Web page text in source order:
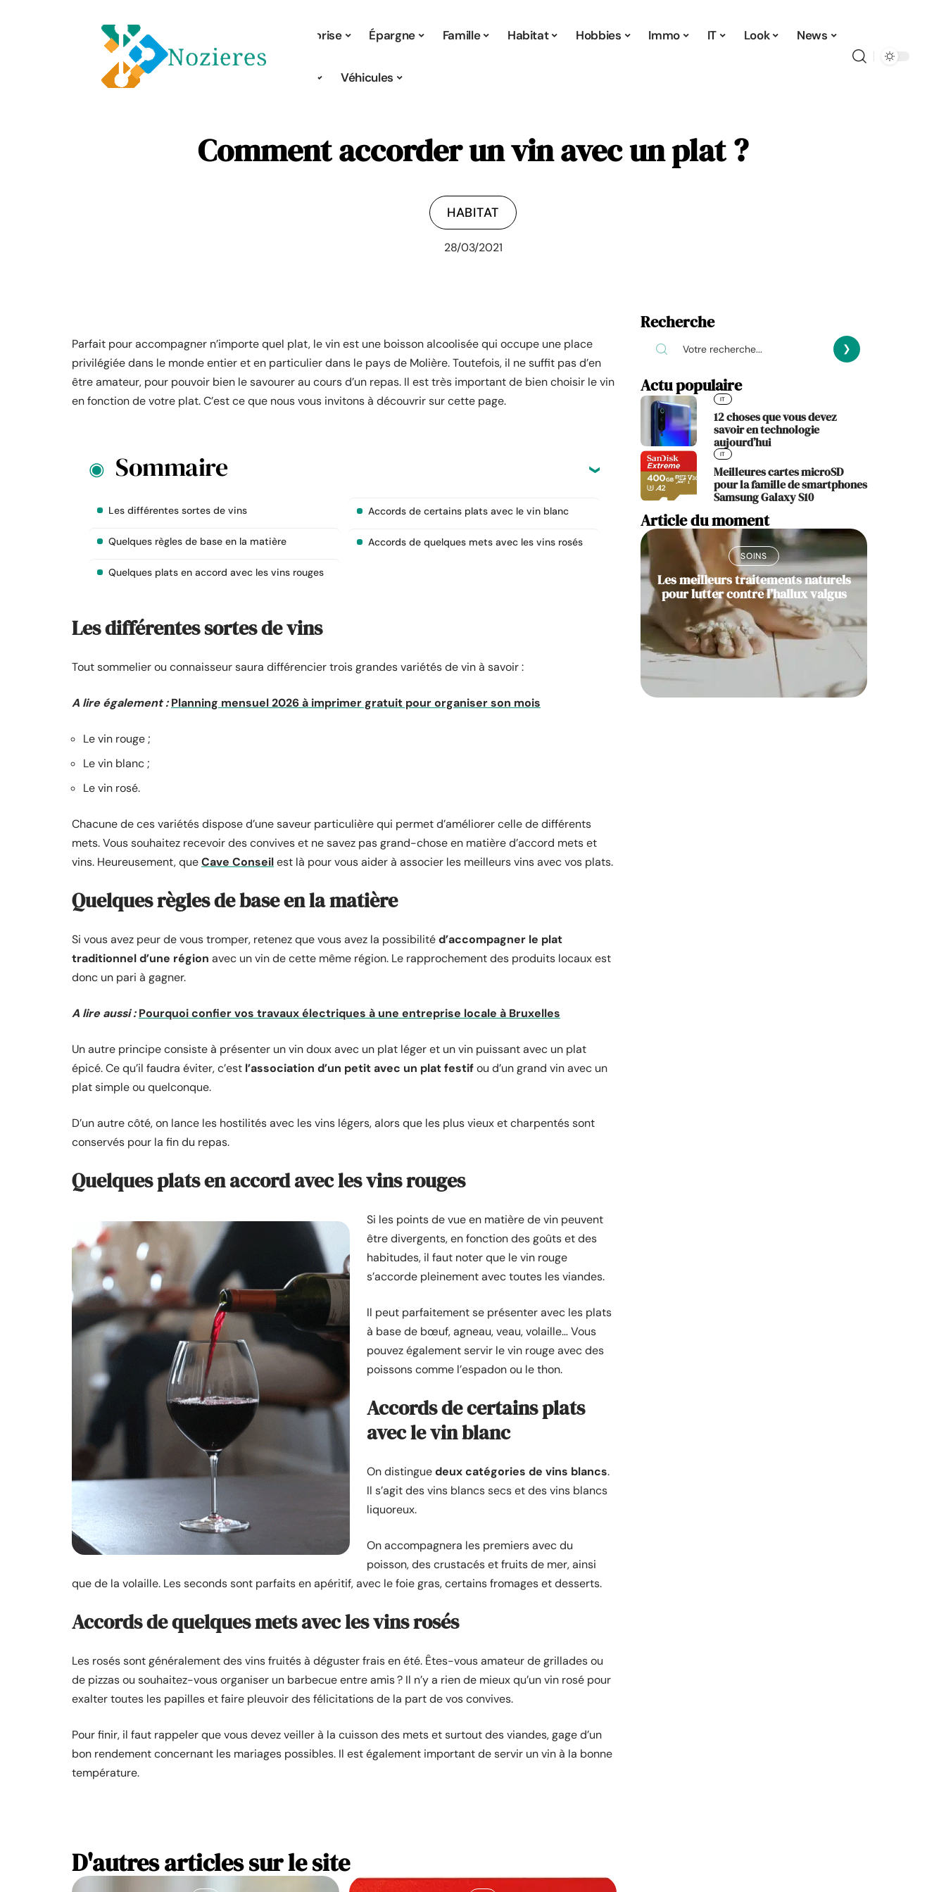
Entreprise Épargne Famille Habitat Hobbies Immo IT Look News
Véhicules
Comment accorder un vin avec un plat ?
HABITAT
28/03/2021
Parfait pour accompagner n’importe quel plat, le vin est une boisson alcoolisée qui occupe une place
privilégiée dans le monde entier et en particulier dans le pays de Molière. Toutefois, il ne suffit pas d’en
être amateur, pour pouvoir bien le savourer au cours d’un repas. Il est très important de bien choisir le vin
en fonction de votre plat. C’est ce que nous vous invitons à découvrir sur cette page.
Sommaire
Les différentes sortes de vins
Quelques règles de base en la matière
Quelques plats en accord avec les vins rouges
Accords de certains plats avec le vin blanc
Accords de quelques mets avec les vins rosés
Les différentes sortes de vins
Tout sommelier ou connaisseur saura différencier trois grandes variétés de vin à savoir :
A lire également : Planning mensuel 2026 à imprimer gratuit pour organiser son mois
Le vin rouge ;
Le vin blanc ;
Le vin rosé.
Chacune de ces variétés dispose d’une saveur particulière qui permet d’améliorer celle de différents
mets. Vous souhaitez recevoir des convives et ne savez pas grand-chose en matière d’accord mets et
vins. Heureusement, queCave Conseilest là pour vous aider à associer les meilleurs vins avec vos plats.
Quelques règles de base en la matière
Si vous avez peur de vous tromper, retenez que vous avez la possibilitéd’accompagner le plat
traditionnel d’une région avec un vin de cette même région. Le rapprochement des produits locaux est
donc un pari à gagner.
A lire aussi : Pourquoi confier vos travaux électriques à une entreprise locale à Bruxelles
Un autre principe consiste à présenter un vin doux avec un plat léger et un vin puissant avec un plat
épicé. Ce qu’il faudra éviter, c’est l’association d’un petit avec un plat festifou d’un grand vin avec un
plat simple ou quelconque.
D’un autre côté, on lance les hostilités avec les vins légers, alors que les plus vieux et charpentés sont
conservés pour la fin du repas.
Quelques plats en accord avec les vins rouges
Si les points de vue en matière de vin peuvent
être divergents, en fonction des goûts et des
habitudes, il faut noter que le vin rouge
s’accorde pleinement avec toutes les viandes.
Il peut parfaitement se présenter avec les plats
à base de bœuf, agneau, veau, volaille… Vous
pouvez également servir le vin rouge avec des
poissons comme l’espadon ou le thon.
Accords de certains plats
avec le vin blanc
On distinguedeux catégories de vins blancs.
Il s’agit des vins blancs secs et des vins blancs
liquoreux.
On accompagnera les premiers avec du
poisson, des crustacés et fruits de mer, ainsi
que de la volaille. Les seconds sont parfaits en apéritif, avec le foie gras, certains fromages et desserts.
Accords de quelques mets avec les vins rosés
Les rosés sont généralement des vins fruités à déguster frais en été. Êtes-vous amateur de grillades ou
de pizzas ou souhaitez-vous organiser un barbecue entre amis ? Il n’y a rien de mieux qu’un vin rosé pour
exalter toutes les papilles et faire pleuvoir des félicitations de la part de vos convives.
Pour finir, il faut rappeler que vous devez veiller à la cuisson des mets et surtout des viandes, gage d’un
bon rendement concernant les mariages possibles. Il est également important de servir un vin à la bonne
température.
D'autres articles sur le site
Recherche
Actu populaire
IT
12 choses que vous devez
savoir en technologie
aujourd’hui
IT
Meilleures cartes microSD
pour la famille de smartphones
Samsung Galaxy S10
Article du moment
SOINS
Les meilleurs traitements naturels
pour lutter contre l’hallux valgus